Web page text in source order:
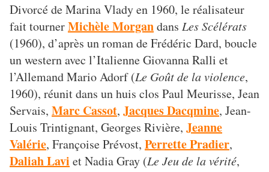
Divorcé de Marina Vlady en 1960, le réalisateur
fait tournerMichèle Morgandans Les Scélérats
(1960), d’après un roman de Frédéric Dard, boucle
un western avec l’Italienne Giovanna Ralli et
l’Allemand Mario Adorf (Le Goût de la violence,
1960), réunit dans un huis clos Paul Meurisse, Jean
Servais, Marc Cassot, Jacques Dacqmine, Jean-
Louis Trintignant, Georges Rivière, Jeanne
Valérie, Françoise Prévost, Perrette Pradier,
Daliah Lavi et Nadia Gray (Le Jeu de la vérité,